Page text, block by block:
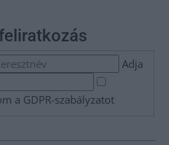
Adja
a GDPR-szabályzatot